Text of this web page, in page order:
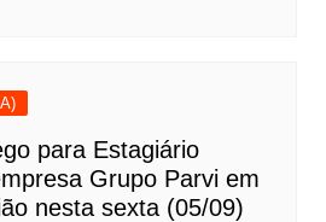
para Estagiário
Grupo Parvi em
nesta sexta (05/09)